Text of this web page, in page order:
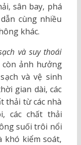
sân bay, phá
cùng nhiều
khác.
và suy thoái
còn ảnh hưởng
và vệ sinh
gian dài, các
thải từ các nhà
các chất thải
suối trôi nổi
khó kiểm soát,